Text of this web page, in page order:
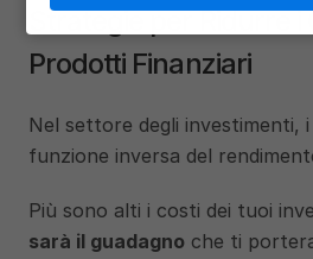
Strategie per Ridurre i
Prodotti Finanziari
Nel settore degli investimenti, i
funzione inversa del
Più sono alti i costi dei tuoi
sarà il guadagno che ti